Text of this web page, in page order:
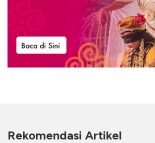
Rekomendasi Artikel